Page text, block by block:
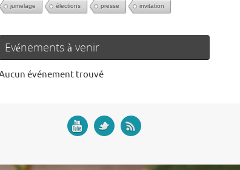
jumelage élections presse invitation
Evénements à venir
événement trouvé